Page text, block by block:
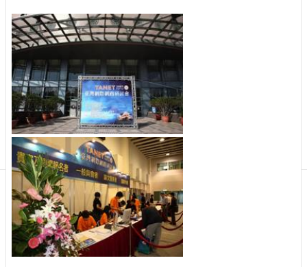
閱/
取
消
網
站
導
覽
最
新
消
息
關
於
我
們